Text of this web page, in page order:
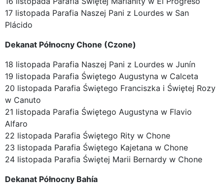
17 listopada Parafia Naszej Pani z Lourdes w San
Plácido
Dekanat Północny Chone (Czone)
18 listopada Parafia Naszej Pani z Lourdes w Junín
19 listopada Parafia Świętego Augustyna w Calceta
20 listopada Parafia Świętego Franciszka i Świętej Rozy
w Canuto
21 listopada Parafia Świętego Augustyna w Flavio
Alfaro
22 listopada Parafia Świętego Rity w Chone
23 listopada Parafia Świętego Kajetana w Chone
24 listopada Parafia Świętej Marii Bernardy w Chone
Dekanat Północny Bahía